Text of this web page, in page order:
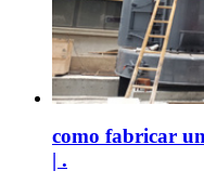
como fabricar
| .